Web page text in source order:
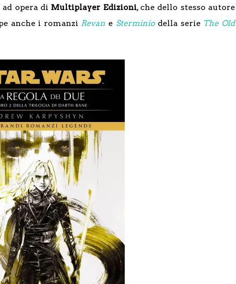
opera di Multiplayer Edizioni, che dello stesso autore
anche i romanzi Revan e Sterminiodella serie The Old